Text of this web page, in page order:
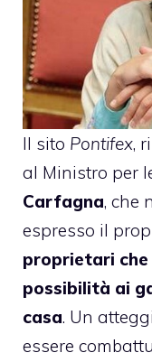
Il sito Pontifex,
al Ministro per
Carfagna, che
espresso il
proprietari
possibilità ai
casa. Un
essere